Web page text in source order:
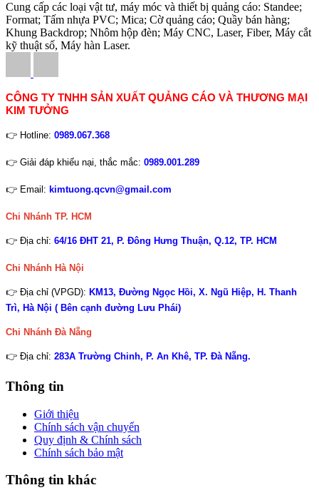
Cung cấp các loại vật tư, máy móc và thiết bị quảng cáo: Standee;
Format; Tấm nhựa PVC; Mica; Cờ quảng cáo; Quầy bán hàng;
Khung Backdrop; Nhôm hộp đèn; Máy CNC, Laser, Fiber, Máy cắt
kỹ thuật số, Máy hàn Laser.
CÔNG TY TNHH SẢN XUẤT QUẢNG CÁO VÀ THƯƠNG MẠI
KIM TƯỞNG
👉 Hotline: 0989.067.368
👉 Giải đáp khiếu nại, thắc mắc: 0989.001.289
👉 Email: kimtuong.qcvn@gmail.com
Chi Nhánh TP. HCM
👉 Địa chỉ: 64/16 ĐHT 21, P. Đông Hưng Thuận, Q.12, TP. HCM
Chi Nhánh Hà Nội
👉 Địa chỉ (VPGD): KM13, Đường Ngọc Hồi, X. Ngũ Hiệp, H. Thanh
Trì, Hà Nội ( Bên cạnh đường Lưu Phái)
Chi Nhánh Đà Nẵng
👉 Địa chỉ: 283A Trường Chinh, P. An Khê, TP. Đà Nẵng.
Thông tin
Giới thiệu
Chính sách vận chuyển
Quy định & Chính sách
Chính sách bảo mật
Thông tin khác